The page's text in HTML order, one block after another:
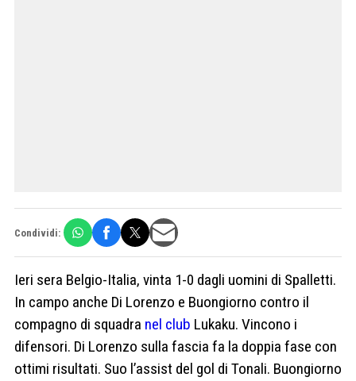
Condividi:
Ieri sera Belgio-Italia, vinta 1-0 dagli uomini di Spalletti.
In campo anche Di Lorenzo e Buongiorno contro il
compagno di squadra nel club Lukaku. Vincono i
difensori. Di Lorenzo sulla fascia fa la doppia fase con
ottimi risultati. Suo l’assist del gol di Tonali. Buongiorno